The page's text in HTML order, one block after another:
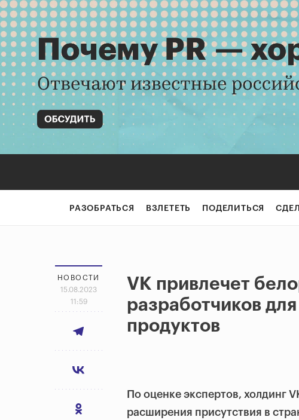
РАЗОБРАТЬСЯ ВЗЛЕТЕТЬ ПОДЕЛИТЬСЯ
НОВОСТИ
15.08.2023
11:59
VK привлечет
разработчиков
продуктов
По оценке экспертов, холдинг
расширения присутствия в